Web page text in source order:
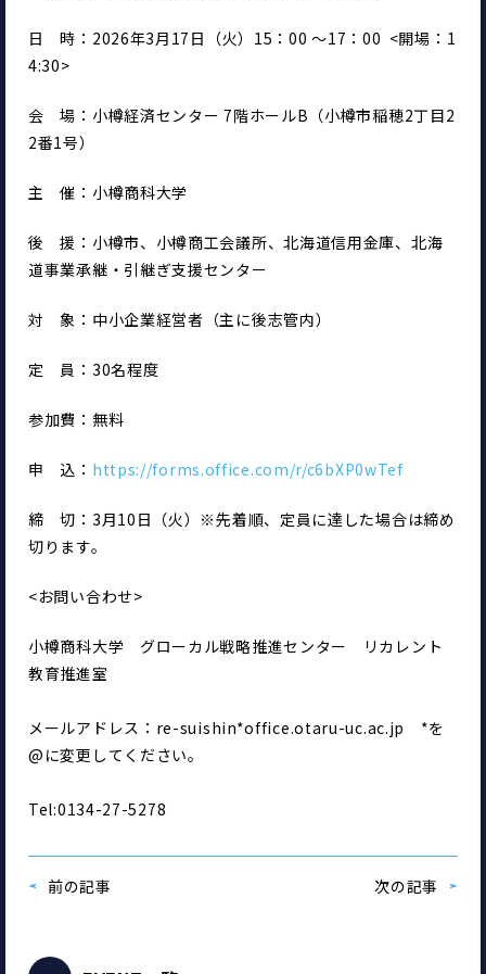
日　時：2026年3月17日（火）15：00 ～17：00  <開場：1
4:30>
会　場：小樽経済センター 7階ホールB（小樽市稲穂2丁目2
2番1号）
主　催：小樽商科大学
後　援：小樽市、小樽商工会議所、北海道信用金庫、北海
道事業承継・引継ぎ支援センター
対　象：中小企業経営者（主に後志管内）
定　員：30名程度
参加費：無料
申　込： https://forms.office.com/r/c6bXP0wTef
締　切：3月10日（火）※先着順、定員に達した場合は締め
切ります。
<お問い合わせ>
小樽商科大学　グローカル戦略推進センター　リカレント
教育推進室
メールアドレス：re-suishin*office.otaru-uc.ac.jp　*を
@に変更してください。
Tel:0134-27-5278
前の記事 次の記事